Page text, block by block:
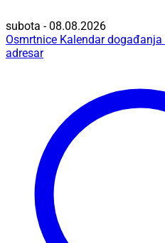
subota - 08.08.2026
Osmrtnice Kalendar događanja
adresar